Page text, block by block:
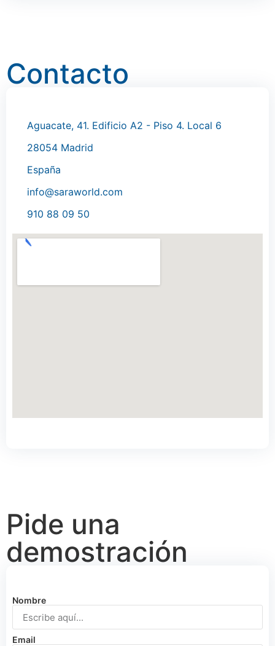
Contacto
Aguacate, 41. Edificio A2 - Piso 4. Local 6
28054 Madrid
España
info@saraworld.com
910 88 09 50
Pide una
demostración
Nombre
Email